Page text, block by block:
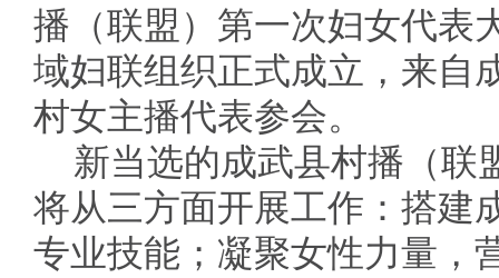
播（联盟）第一次妇女代表
域妇联组织正式成立，来自
村女主播代表参会。
新当选的成武县村播（联
将从三方面开展工作：搭建
专业技能；凝聚女性力量，